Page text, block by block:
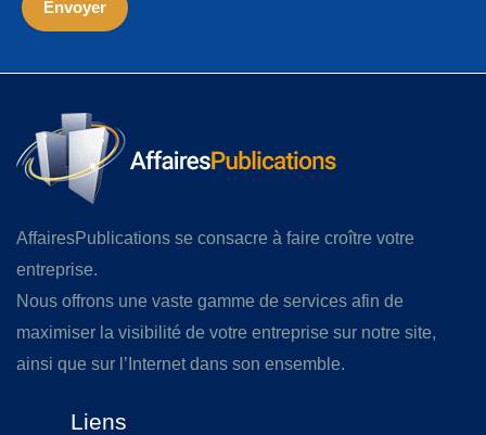
AffairesPublications se consacre à faire croître votre
entreprise.
Nous offrons une vaste gamme de services afin de
maximiser la visibilité de votre entreprise sur notre site,
ainsi que sur l’Internet dans son ensemble.
Liens